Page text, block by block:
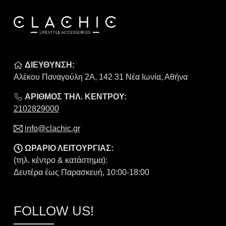
ΔΙΕΥΘΥΝΣΗ:
Αλέκου Παναγούλη 2Α, 142 31 Νέα Ιωνία, Αθήνα
ΑΡΙΘΜΟΣ ΤΗΛ. ΚΕΝΤΡΟΥ:
2102829000
info@clachic.gr
ΩΡΑΡΙΟ ΛΕΙΤΟΥΡΓΙΑΣ:
(τηλ. κέντρο & κατάστημα):
Δευτέρα έως Παρασκευή, 10:00-18:00
FOLLOW US!